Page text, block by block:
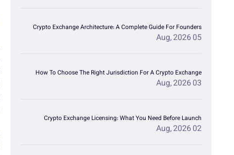
Crypto Exchange Architecture: A Complete Guide For Founders
05 Aug, 2026
How To Choose The Right Jurisdiction For A Crypto Exchange
03 Aug, 2026
Crypto Exchange Licensing: What You Need Before Launch
02 Aug, 2026